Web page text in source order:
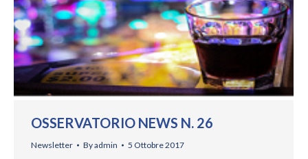
OSSERVATORIO NEWS N. 26
Newsletter Byadmin 5 Ottobre 2017